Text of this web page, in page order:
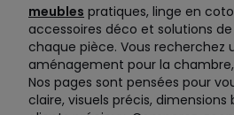
meubles pratiques, linge en
accessoires déco et solutions
chaque pièce. Vous recherchez
aménagement pour la
Nos pages sont pensées pour
claire, visuels précis,